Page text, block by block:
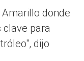
donde
clave para
dijo